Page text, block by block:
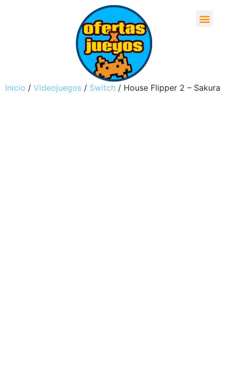
Inicio / Videojuegos / Switch / House Flipper 2 – Sakura